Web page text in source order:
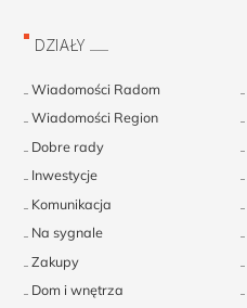
DZIAŁY
Wiadomości Radom
Wiadomości Region
Dobre rady
Inwestycje
Komunikacja
Na sygnale
Zakupy
Dom i wnętrza